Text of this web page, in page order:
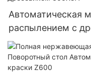
Автоматическая
распылением с